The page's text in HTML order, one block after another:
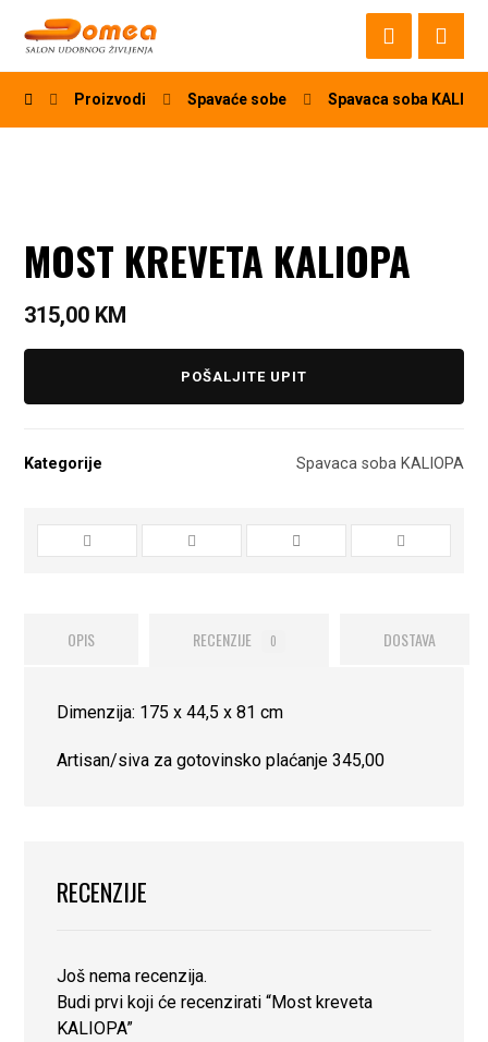
Proizvodi Spavaće sobe Spavaca soba
MOST KREVETA KALIOPA
315,00 KM
POŠALJITE UPIT
Kategorije Spavaca soba KALIOPA
OPIS RECENZIJE 0 DOSTAVA
Dimenzija: 175 x 44,5 x 81 cm
Artisan/siva za gotovinsko plaćanje 345,00
RECENZIJE
Još nema recenzija.
Budi prvi koji će recenzirati “Most kreveta
KALIOPA”